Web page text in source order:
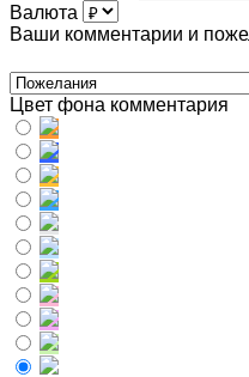
Валюта
Ваши комментарии и
Цвет фона комментария